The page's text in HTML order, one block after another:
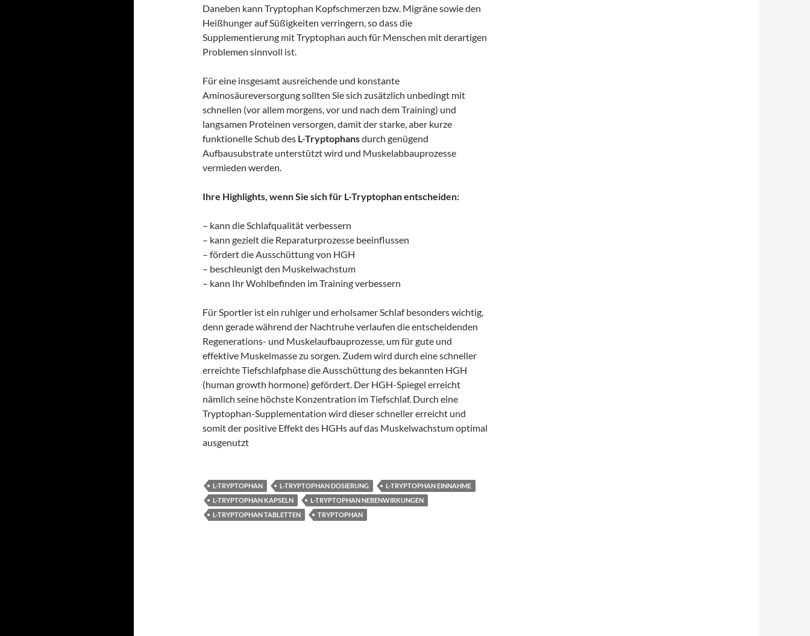
Daneben kann Tryptophan Kopfschmerzen bzw. Migräne sowie den
Heißhunger auf Süßigkeiten verringern, so dass die
Supplementierung mit Tryptophan auch für Menschen mit derartigen
Problemen sinnvoll ist.
Für eine insgesamt ausreichende und konstante
Aminosäureversorgung sollten Sie sich zusätzlich unbedingt mit
schnellen (vor allem morgens, vor und nach dem Training) und
langsamen Proteinen versorgen, damit der starke, aber kurze
funktionelle Schub des L-Tryptophansdurch genügend
Aufbausubstrate unterstützt wird und Muskelabbauprozesse
vermieden werden.
Ihre Highlights, wenn Sie sich für L-Tryptophan entscheiden:
– kann die Schlafqualität verbessern
– kann gezielt die Reparaturprozesse beeinflussen
– fördert die Ausschüttung von HGH
– beschleunigt den Muskelwachstum
– kann Ihr Wohlbefinden im Training verbessern
Für Sportler ist ein ruhiger und erholsamer Schlaf besonders wichtig,
denn gerade während der Nachtruhe verlaufen die entscheidenden
Regenerations- und Muskelaufbauprozesse, um für gute und
effektive Muskelmasse zu sorgen. Zudem wird durch eine schneller
erreichte Tiefschlafphase die Ausschüttung des bekannten HGH
(human growth hormone) gefördert. Der HGH-Spiegel erreicht
nämlich seine höchste Konzentration im Tiefschlaf. Durch eine
Tryptophan-Supplementation wird dieser schneller erreicht und
somit der positive Effekt des HGHs auf das Muskelwachstum optimal
ausgenutzt
L-TRYPTOPHAN L-TRYPTOPHAN DOSIERUNG
L-TRYPTOPHAN EINNAHME
L-TRYPTOPHAN KAPSELN
L-TRYPTOPHAN NEBENWIRKUNGEN
L-TRYPTOPHAN TABLETTEN
TRYPTOPHAN